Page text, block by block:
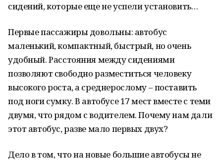
сидений, которые еще не успели установить…
Первые пассажиры довольны: автобус
маленький, компактный, быстрый, но очень
удобный. Расстояния между сидениями
позволяют свободно разместиться человеку
высокого роста, а среднерослому – поставить
под ноги сумку. В автобусе 17 мест вместе с теми
двумя, что рядом с водителем. Почему нам дали
этот автобус, разве мало первых двух?
Дело в том, что на новые большие автобусы не